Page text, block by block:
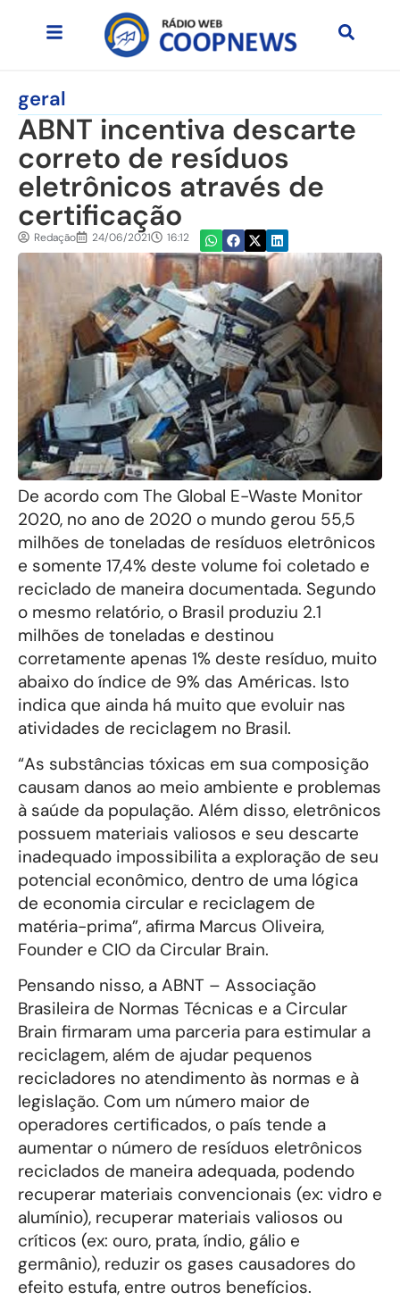
geral
ABNT incentiva descarte
correto de resíduos
eletrônicos através de
certificação
Redação 24/06/2021 16:12
De acordo com The Global E-Waste Monitor
2020, no ano de 2020 o mundo gerou 55,5
milhões de toneladas de resíduos eletrônicos
e somente 17,4% deste volume foi coletado e
reciclado de maneira documentada. Segundo
o mesmo relatório, o Brasil produziu 2.1
milhões de toneladas e destinou
corretamente apenas 1% deste resíduo, muito
abaixo do índice de 9% das Américas. Isto
indica que ainda há muito que evoluir nas
atividades de reciclagem no Brasil.
“As substâncias tóxicas em sua composição
causam danos ao meio ambiente e problemas
à saúde da população. Além disso, eletrônicos
possuem materiais valiosos e seu descarte
inadequado impossibilita a exploração de seu
potencial econômico, dentro de uma lógica
de economia circular e reciclagem de
matéria-prima”, afirma Marcus Oliveira,
Founder e CIO da Circular Brain.
Pensando nisso, a ABNT – Associação
Brasileira de Normas Técnicas e a Circular
Brain firmaram uma parceria para estimular a
reciclagem, além de ajudar pequenos
recicladores no atendimento às normas e à
legislação. Com um número maior de
operadores certificados, o país tende a
aumentar o número de resíduos eletrônicos
reciclados de maneira adequada, podendo
recuperar materiais convencionais (ex: vidro e
alumínio), recuperar materiais valiosos ou
críticos (ex: ouro, prata, índio, gálio e
germânio), reduzir os gases causadores do
efeito estufa, entre outros benefícios.